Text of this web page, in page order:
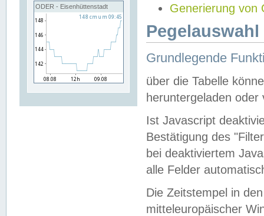
ODER - Eisenhüttenstadt
Generierung von
Grundlegende
über die Tabelle
heruntergeladen oder
Ist Javascript
Bestätigung des
bei deaktiviertem
alle Felder
Die Zeitstempel in
mitteleuropäischer